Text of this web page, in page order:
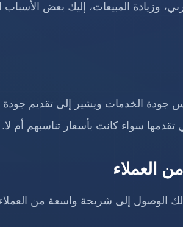
وزيادة المبيعات، إليك بعض
جودة الخدمات ويشير إلى تقديم جودة
سواء كانت بأسعار تناسبهم أم لا.
العملاء
لك الوصول إلى شريحة واسعة من